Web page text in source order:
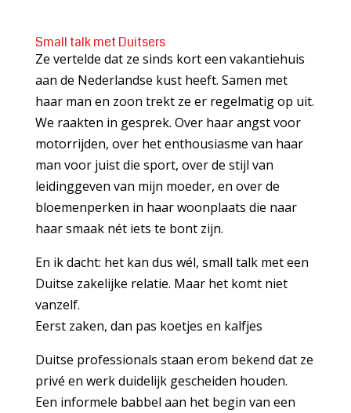
Small talk met Duitsers
Ze vertelde dat ze sinds kort een vakantiehuis
aan de Nederlandse kust heeft. Samen met
haar man en zoon trekt ze er regelmatig op uit.
We raakten in gesprek. Over haar angst voor
motorrijden, over het enthousiasme van haar
man voor juist die sport, over de stijl van
leidinggeven van mijn moeder, en over de
bloemenperken in haar woonplaats die naar
haar smaak nét iets te bont zijn.
En ik dacht: het kan dus wél, small talk met een
Duitse zakelijke relatie. Maar het komt niet
vanzelf.
Eerst zaken, dan pas koetjes en kalfjes
Duitse professionals staan erom bekend dat ze
privé en werk duidelijk gescheiden houden.
Een informele babbel aan het begin van een